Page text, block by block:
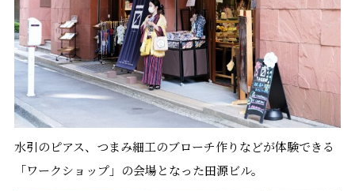
水引のピアス、つまみ細工のブローチ作りなどが体験できる
「ワークショップ」の会場となった田源ビル。